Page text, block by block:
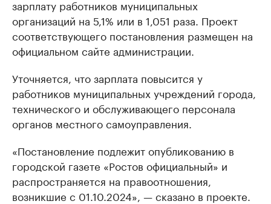
зарплату работников муниципальных
организаций на 5,1% или в 1,051 раза. Проект
соответствующего постановления размещен на
официальном сайте администрации.
Уточняется, что зарплата повысится у
работников муниципальных учреждений города,
технического и обслуживающего персонала
органов местного самоуправления.
«Постановление подлежит опубликованию в
городской газете «Ростов официальный» и
распространяется на правоотношения,
возникшие с 01.10.2024», — сказано в проекте.